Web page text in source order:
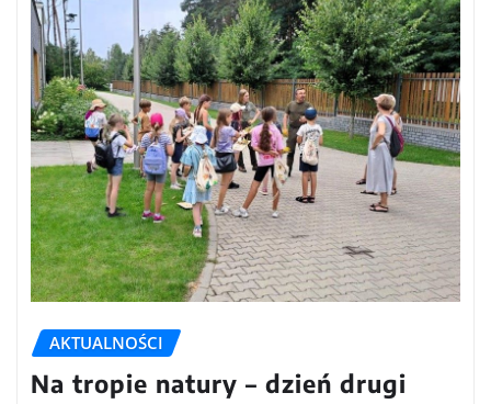
AKTUALNOŚCI
Na tropie natury – dzień drugi